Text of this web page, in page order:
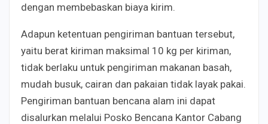
dengan membebaskan biaya kirim.
Adapun ketentuan pengiriman bantuan tersebut,
yaitu berat kiriman maksimal 10 kg per kiriman,
tidak berlaku untuk pengiriman makanan basah,
mudah busuk, cairan dan pakaian tidak layak pakai.
Pengiriman bantuan bencana alam ini dapat
disalurkan melalui Posko Bencana Kantor Cabang